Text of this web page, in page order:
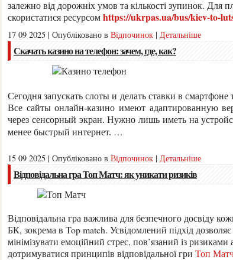
залежно від дорожніх умов та кількості зупинок. Для
скористатися ресурсомhttps://ukrpas.ua/bus/kiev-to-
17 09 2025 | Опубліковано в Відпочинок | Детальніше
Скачать казино на телефон: зачем, где, как?
Сегодня запускать слоты и делать ставки в смартфоне так же просто, как на ПК или ноутбуке.
Все сайты онлайн-казино имеют адаптированную
через сенсорный экран. Нужно лишь иметь на
менее быстрый интернет. …
15 09 2025 | Опубліковано в Відпочинок | Детальніше
Відповідальна гра Топ Матч: як уникати ризиків
Відповідальна гра важлива для безпечного досвіду
БК, зокрема в Top match. Усвідомлений підхід
мінімізувати емоційний стрес, пов’язаний із
дотримуватися принципів відповідальної гри Топ